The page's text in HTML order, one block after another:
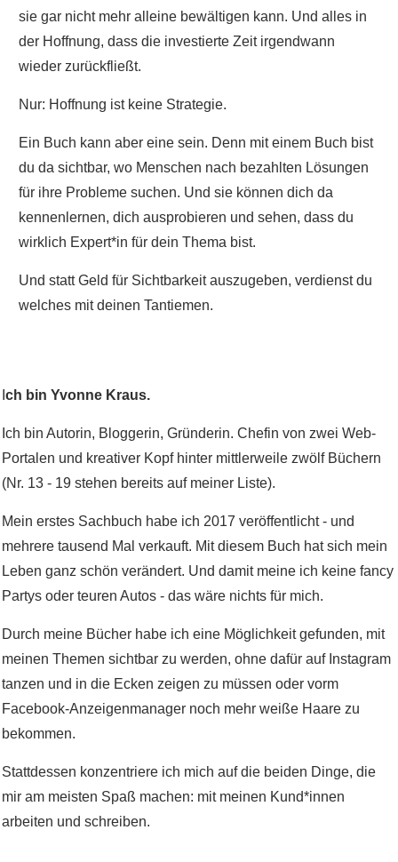
sie gar nicht mehr alleine bewältigen kann. Und alles in
der Hoffnung, dass die investierte Zeit irgendwann
wieder zurückfließt.
Nur: Hoffnung ist keine Strategie.
Ein Buch kann aber eine sein. Denn mit einem Buch bist
du da sichtbar, wo Menschen nach bezahlten Lösungen
für ihre Probleme suchen. Und sie können dich da
kennenlernen, dich ausprobieren und sehen, dass du
wirklich Expert*in für dein Thema bist.
Und statt Geld für Sichtbarkeit auszugeben, verdienst du
welches mit deinen Tantiemen.
ch bin Yvonne Kraus.
Ich bin Autorin, Bloggerin, Gründerin. Chefin von zwei Web-
Portalen und kreativer Kopf hinter mittlerweile zwölf Büchern
(Nr. 13 - 19 stehen bereits auf meiner Liste).
Mein erstes Sachbuch habe ich 2017 veröffentlicht - und
mehrere tausend Mal verkauft. Mit diesem Buch hat sich mein
Leben ganz schön verändert. Und damit meine ich keine fancy
Partys oder teuren Autos - das wäre nichts für mich.
Durch meine Bücher habe ich eine Möglichkeit gefunden, mit
meinen Themen sichtbar zu werden, ohne dafür auf Instagram
tanzen und in die Ecken zeigen zu müssen oder vorm
Facebook-Anzeigenmanager noch mehr weiße Haare zu
bekommen.
Stattdessen konzentriere ich mich auf die beiden Dinge, die
mir am meisten Spaß machen: mit meinen Kund*innen
arbeiten und schreiben.